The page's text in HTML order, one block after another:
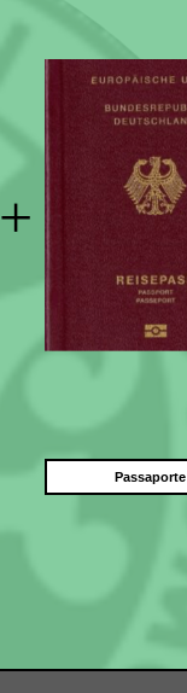
+
Passaporte